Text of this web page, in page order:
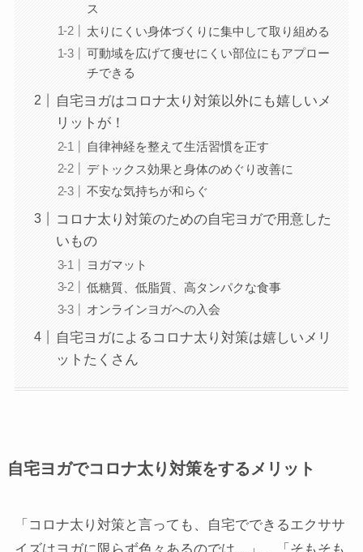
ス
太りにくい身体づくりに集中して取り組める
可動域を広げて痩せにくい部位にもアプロー
チできる
自宅ヨガはコロナ太り対策以外にも嬉しいメ
リットが！
自律神経を整えて生活習慣を正す
デトックス効果と身体のめぐり改善に
不安な気持ちが和らぐ
コロナ太り対策のための自宅ヨガで用意した
いもの
ヨガマット
低糖質、低脂質、高タンパクな食事
オンラインヨガへの入会
自宅ヨガによるコロナ太り対策は嬉しいメリ
ットたくさん
自宅ヨガでコロナ太り対策をするメリット
「コロナ太り対策と言っても、自宅でできるエクササ